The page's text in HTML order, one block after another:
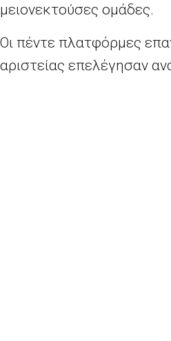
μειονεκτούσες ομάδες.
Οι πέντε πλατφόρμες
αριστείας επελέγησαν